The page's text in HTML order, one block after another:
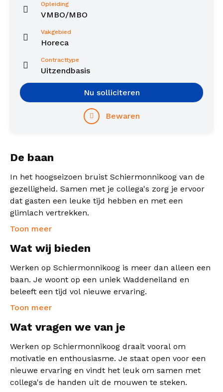
Opleiding
VMBO/MBO
Vakgebied
Horeca
Contracttype
Uitzendbasis
Nu solliciteren
Bewaren
De baan
In het hoogseizoen bruist Schiermonnikoog van de
gezelligheid. Samen met je collega's zorg je ervoor
dat gasten een leuke tijd hebben en met een
glimlach vertrekken.
Toon meer
Wat wij bieden
Werken op Schiermonnikoog is meer dan alleen een
baan. Je woont op een uniek Waddeneiland en
beleeft een tijd vol nieuwe ervaring.
Toon meer
Wat vragen we van je
Werken op Schiermonnikoog draait vooral om
motivatie en enthousiasme. Je staat open voor een
nieuwe ervaring en vindt het leuk om samen met
collega's de handen uit de mouwen te steken.